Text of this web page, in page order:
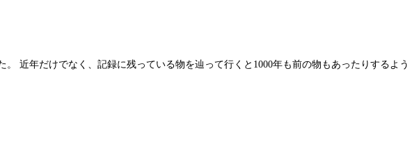
近年だけでなく、記録に残っている物を辿って行くと1000年も前の物もあったりするよう